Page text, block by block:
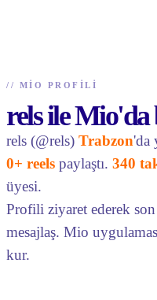
// MIO PROFILI
rels ile Mio'da
rels (@rels) Trabzon'da
0+ reels paylaştı. 340
üyesi.
Profili ziyaret ederek
mesajlaş. Mio
kur.